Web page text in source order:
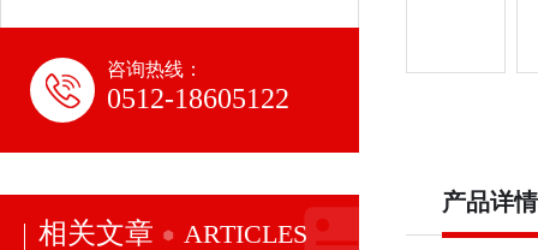
咨询热线：
0512-18605122
相关文章 ARTICLES
产品详情